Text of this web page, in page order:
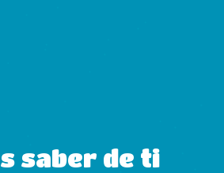
saber de ti